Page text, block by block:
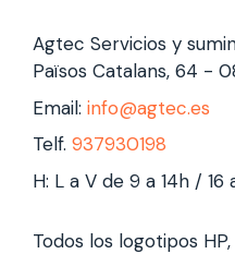
Agtec Servicios y
Països Catalans, 64 -
Email: info@agtec.es
Telf. 937930198
H: L a V de 9 a 14h / 16
Todos los logotipos